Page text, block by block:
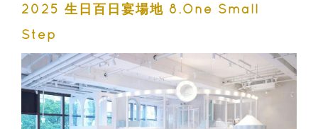
2025 生日百日宴場地 8.One Small
Step